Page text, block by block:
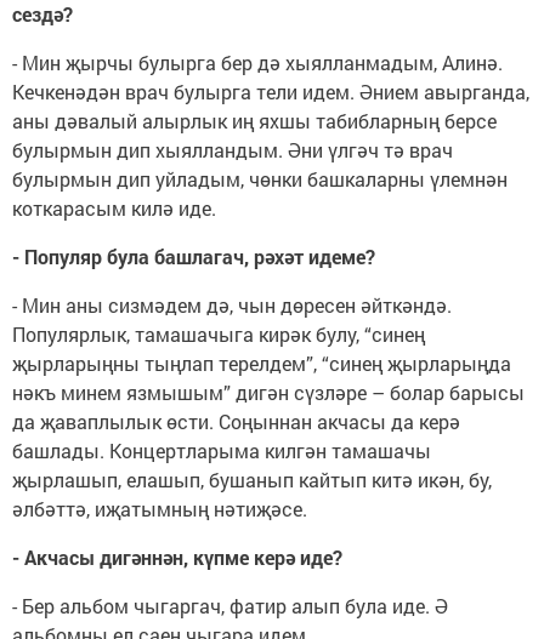
сездә?
- Мин җырчы булырга бер дә хыялланмадым, Алинә.
Кечкенәдән врач булырга тели идем. Әнием авырганда,
аны дәвалый алырлык иң яхшы табибларның берсе
булырмын дип хыялландым. Әни үлгәч тә врач
булырмын дип уйладым, чөнки башкаларны үлемнән
коткарасым килә иде.
- Популяр була башлагач, рәхәт идеме?
- Мин аны сизмәдем дә, чын дөресен әйткәндә.
Популярлык, тамашачыга кирәк булу, “синең
җырларыңны тыңлап терелдем”, “синең җырларыңда
нәкъ минем язмышым” дигән сүзләре – болар барысы
да җаваплылык өсти. Соңыннан акчасы да керә
башлады. Концертларыма килгән тамашачы
җырлашып, елашып, бушанып кайтып китә икән, бу,
әлбәттә, иҗатымның нәтиҗәсе.
- Акчасы дигәннән, күпме керә иде?
- Бер альбом чыгаргач, фатир алып була иде. Ә